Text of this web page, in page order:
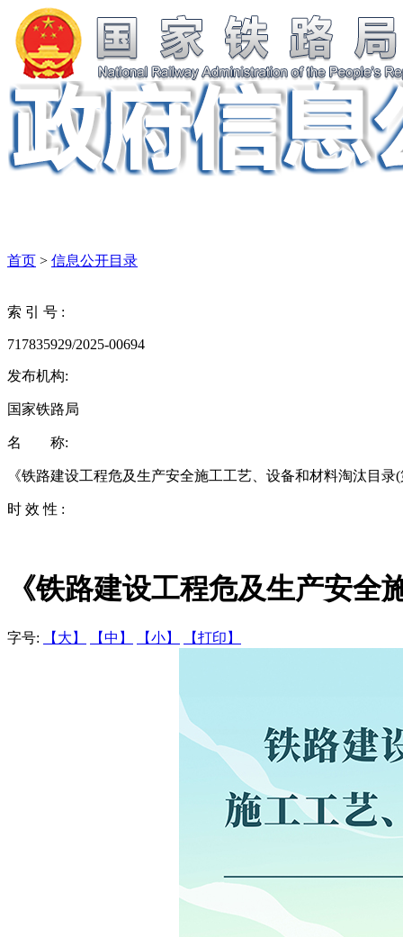
首页 > 信息公开目录
索 引 号 :
717835929/2025-00694
发布机构:
国家铁路局
名 称:
《铁路建设工程危及生产安全施工工艺、设备和材料淘汰目录
时 效 性 :
《铁路建设工程危及生产安
字号: 【大】 【中】 【小】 【打印】